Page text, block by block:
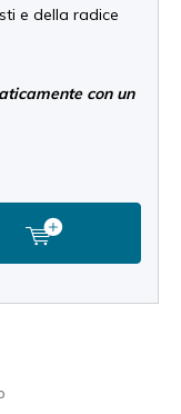
e della radice
con un